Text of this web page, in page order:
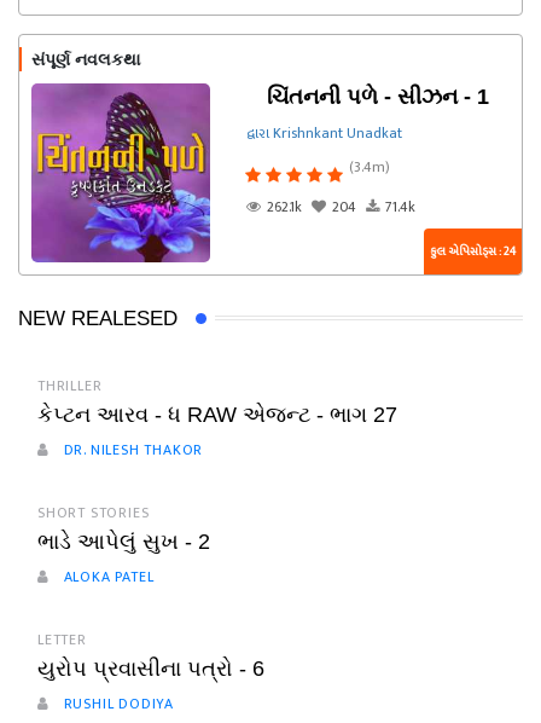
સંપૂર્ણ નવલકથા
ચિંતનની પળે - સીઝન - 1
દ્વારા Krishnkant Unadkat
(3.4m)
262.1k
204 71.4k
કુલ એપિસોડ્સ : 24
NEW REALESED
THRILLER
કેપ્ટન આરવ - ધ RAW એજન્ટ - ભાગ 27
DR. NILESH THAKOR
SHORT STORIES
ભાડે આપેલું સુખ - 2
ALOKA PATEL
LETTER
યુરોપ પ્રવાસીના પત્રો - 6
RUSHIL DODIYA